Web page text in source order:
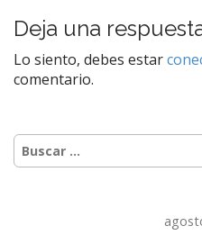
a
v
e
g
c
Deja una
Lo siento, debes estar
comentario.
Buscar: